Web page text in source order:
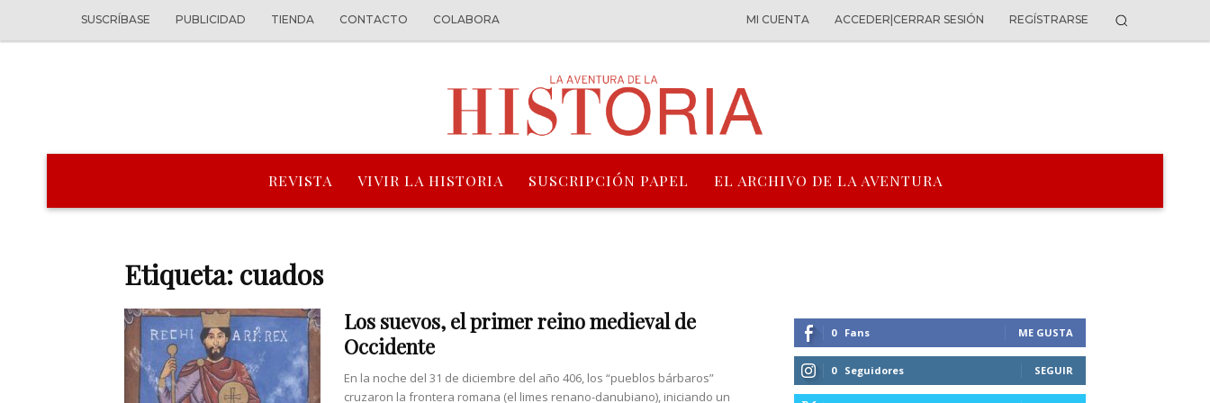
SUSCRÍBASE PUBLICIDAD TIENDA CONTACTO COLABORA MI CUENTA ACCEDER|CERRAR SESIÓN REGÍSTRARSE
REVISTA VIVIR LA HISTORIA SUSCRIPCIÓN PAPEL EL ARCHIVO DE LA AVENTURA
Etiqueta: cuados
Los suevos, el primer reino medieval de
Occidente
En la noche del 31 de diciembre del año 406, los “pueblos bárbaros”
cruzaron la frontera romana (el limes renano-danubiano), iniciando un
0 Fans ME GUSTA
0 Seguidores SEGUIR